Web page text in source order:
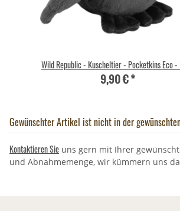
Wild Republic - Kuscheltier - Pocketkins Eco -
9,90 €*
Gewünschter Artikel ist nicht in der
Kontaktieren Sie uns gern mit Ihrer
und Abnahmemenge, wir kümmern uns